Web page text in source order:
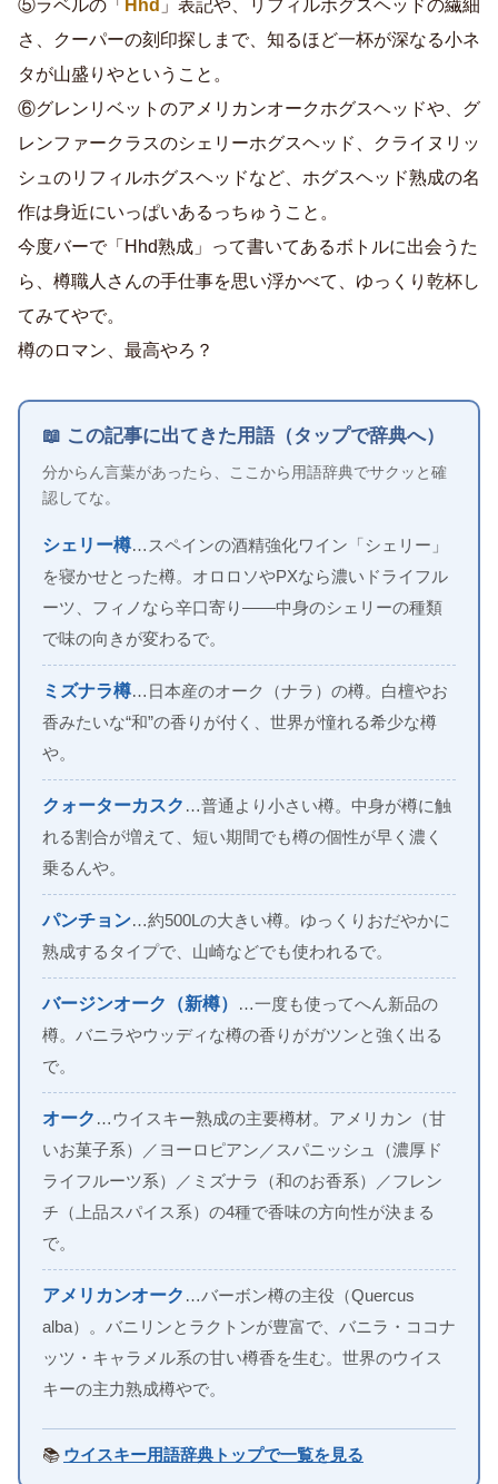
⑤ラベルの「Hhd 」表記や、リフィルホグスヘッドの繊細
さ、クーパーの刻印探しまで、知るほど一杯が深なる小ネ
タが山盛りやということ。
⑥グレンリベットのアメリカンオークホグスヘッドや、グ
レンファークラスのシェリーホグスヘッド、クライヌリッ
シュのリフィルホグスヘッドなど、ホグスヘッド熟成の名
作は身近にいっぱいあるっちゅうこと。
今度バーで「Hhd熟成」って書いてあるボトルに出会うた
ら、樽職人さんの手仕事を思い浮かべて、ゆっくり乾杯し
てみてやで。
樽のロマン、最高やろ？
📖 この記事に出てきた用語（タップで辞典へ）
分からん言葉があったら、ここから用語辞典でサクッと確
認してな。
シェリー樽…スペインの酒精強化ワイン「シェリー」
を寝かせとった樽。オロロソやPXなら濃いドライフル
ーツ、フィノなら辛口寄り——中身のシェリーの種類
で味の向きが変わるで。
ミズナラ樽…日本産のオーク（ナラ）の樽。白檀やお
香みたいな“和”の香りが付く、世界が憧れる希少な樽
や。
クォーターカスク …普通より小さい樽。中身が樽に触
れる割合が増えて、短い期間でも樽の個性が早く濃く
乗るんや。
パンチョン…約500Lの大きい樽。ゆっくりおだやかに
熟成するタイプで、山崎などでも使われるで。
バージンオーク（新樽）
…一度も使ってへん新品の
樽。バニラやウッディな樽の香りがガツンと強く出る
で。
オーク …ウイスキー熟成の主要樽材。アメリカン（甘
いお菓子系）／ヨーロピアン／スパニッシュ（濃厚ド
ライフルーツ系）／ミズナラ（和のお香系）／フレン
チ（上品スパイス系）の4種で香味の方向性が決まる
で。
アメリカンオーク …バーボン樽の主役（Quercus
alba）。バニリンとラクトンが豊富で、バニラ・ココナ
ッツ・キャラメル系の甘い樽香を生む。世界のウイス
キーの主力熟成樽やで。
📚 ウイスキー用語辞典トップで一覧を見る